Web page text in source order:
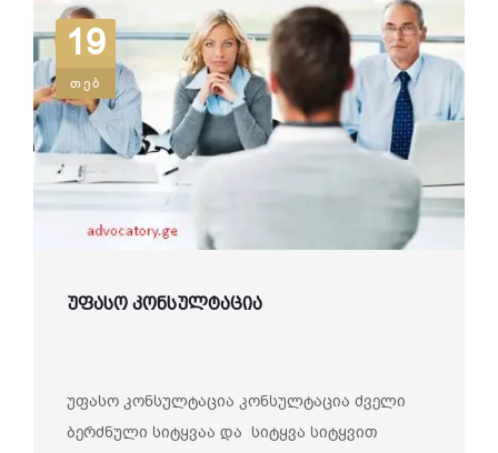
19
თებ
უფასო კონსულტაცია
უფასო კონსულტაცია კონსულტაცია ძველი
ბერძნული სიტყვაა და სიტყვა სიტყვით